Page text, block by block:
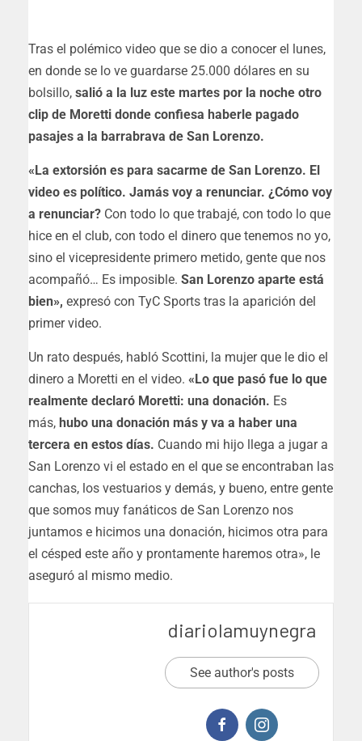
Tras el polémico video que se dio a conocer el lunes,
en donde se lo ve guardarse 25.000 dólares en su
bolsillo, salió a la luz este martes por la noche otro
clip de Moretti donde confiesa haberle pagado
pasajes a la barrabrava de San Lorenzo.
«La extorsión es para sacarme de San Lorenzo. El
video es político. Jamás voy a renunciar. ¿Cómo voy
a renunciar? Con todo lo que trabajé, con todo lo que
hice en el club, con todo el dinero que tenemos no yo,
sino el vicepresidente primero metido, gente que nos
acompañó… Es imposible. San Lorenzo aparte está
bien», expresó con TyC Sports tras la aparición del
primer video.
Un rato después, habló Scottini, la mujer que le dio el
dinero a Moretti en el video. «Lo que pasó fue lo que
realmente declaró Moretti: una donación. Es
más, hubo una donación más y va a haber una
tercera en estos días. Cuando mi hijo llega a jugar a
San Lorenzo vi el estado en el que se encontraban las
canchas, los vestuarios y demás, y bueno, entre gente
que somos muy fanáticos de San Lorenzo nos
juntamos e hicimos una donación, hicimos otra para
el césped este año y prontamente haremos otra», le
aseguró al mismo medio.
diariolamuynegra
See author's posts